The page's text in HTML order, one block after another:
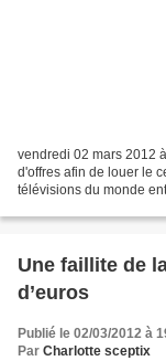
vendredi 02 mars 2012
d'offres afin de louer le
télévisions du monde
Une faillite de
d’euros
Publié le 02/03/2012 à
Par Charlotte sceptix